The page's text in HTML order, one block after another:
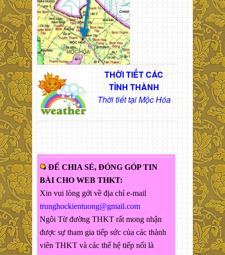
THỜI TIẾT CÁC
TỈNH THÀNH
Thời tiết tại Mộc Hóa
ĐỂ CHIA SẺ, ĐÓNG GÓP TIN
BÀI CHO WEB THKT:
Xin vui lòng gởi về địa chỉ e-mail
trunghockientuong@gmail.com
Ngôi Từ đường THKT rất mong nhận
được sự tham gia tiếp sức của các thành
viên THKT và các thế hệ tiếp nối là